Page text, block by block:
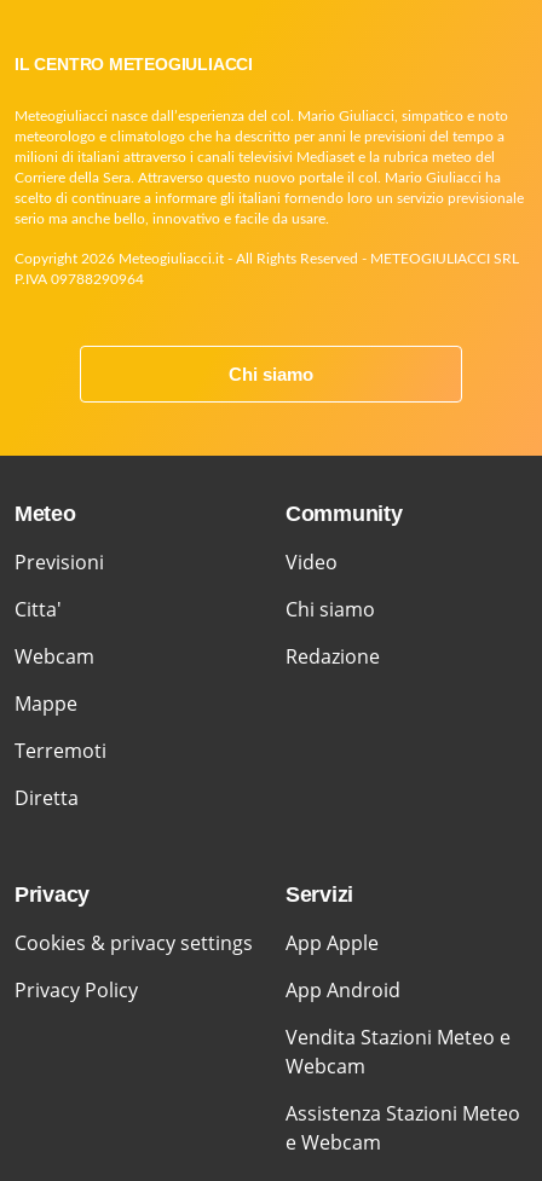
IL CENTRO METEOGIULIACCI
Meteogiuliacci nasce dall’esperienza del col. Mario Giuliacci, simpatico e noto
meteorologo e climatologo che ha descritto per anni le previsioni del tempo a
milioni di italiani attraverso i canali televisivi Mediaset e la rubrica meteo del
Corriere della Sera. Attraverso questo nuovo portale il col. Mario Giuliacci ha
scelto di continuare a informare gli italiani fornendo loro un servizio previsionale
serio ma anche bello, innovativo e facile da usare.
Copyright 2026 Meteogiuliacci.it - All Rights Reserved - METEOGIULIACCI SRL
P.IVA 09788290964
Chi siamo
Meteo
Previsioni
Citta'
Webcam
Mappe
Terremoti
Diretta
Community
Video
Chi siamo
Redazione
Privacy
Cookies & privacy settings
Privacy Policy
Servizi
App Apple
App Android
Vendita Stazioni Meteo e
Webcam
Assistenza Stazioni Meteo
e Webcam